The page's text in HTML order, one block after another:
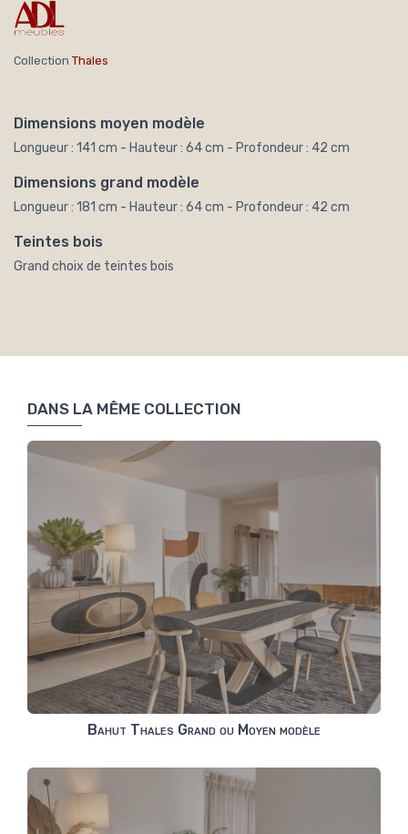
Collection Thales
Dimensions moyen modèle
Longueur : 141 cm - Hauteur : 64 cm - Profondeur : 42 cm
Dimensions grand modèle
Longueur : 181 cm - Hauteur : 64 cm - Profondeur : 42 cm
Teintes bois
Grand choix de teintes bois
DANS LA MÊME COLLECTION
Bahut Thales Grand ou Moyen modèle